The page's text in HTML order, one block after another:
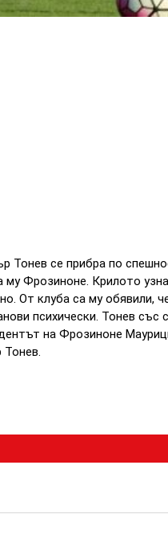
Тонев се прибра по
Фрозиноне. Крилото
От клуба са му обявили,
психически. Тонев със
на Фрозиноне